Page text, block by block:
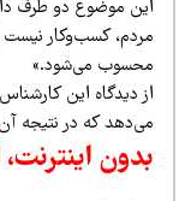
موضوع دو طرف دارد
کسب‌وکار نیست و
می‌شود.»
دیدگاه این کارشناس
که در نتیجه آن
اینترنت،